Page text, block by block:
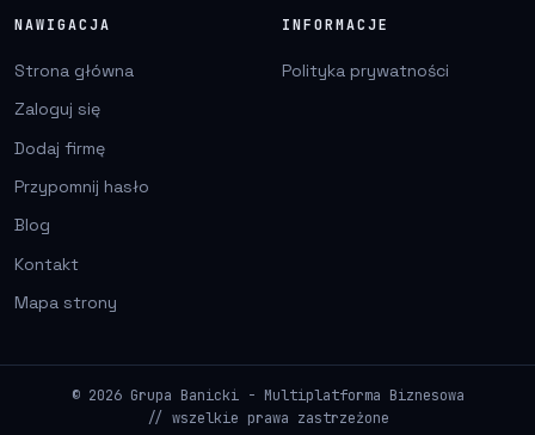
NAWIGACJA
Strona główna
Zaloguj się
Dodaj firmę
Przypomnij hasło
Blog
Kontakt
Mapa strony
INFORMACJE
Polityka prywatności
© 2026 Grupa Banicki - Multiplatforma Biznesowa
// wszelkie prawa zastrzeżone